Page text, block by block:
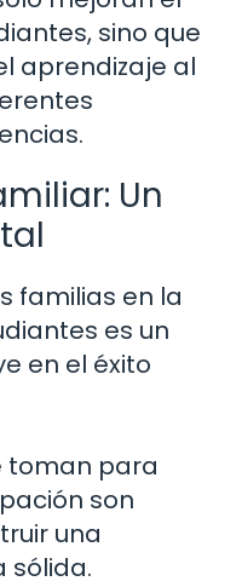
sino que
aprendizaje al
Un
familias en la
es un
en el éxito
toman para
son
una
sólida.